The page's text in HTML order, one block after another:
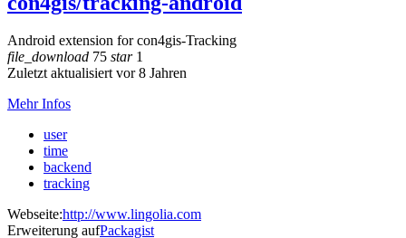
Android extension for con4gis-Tracking
file_download 75 star1
Zuletzt aktualisiert vor 8 Jahren
Mehr Infos
user
time
backend
tracking
Webseite:http://www.lingolia.com
Erweiterung aufPackagist